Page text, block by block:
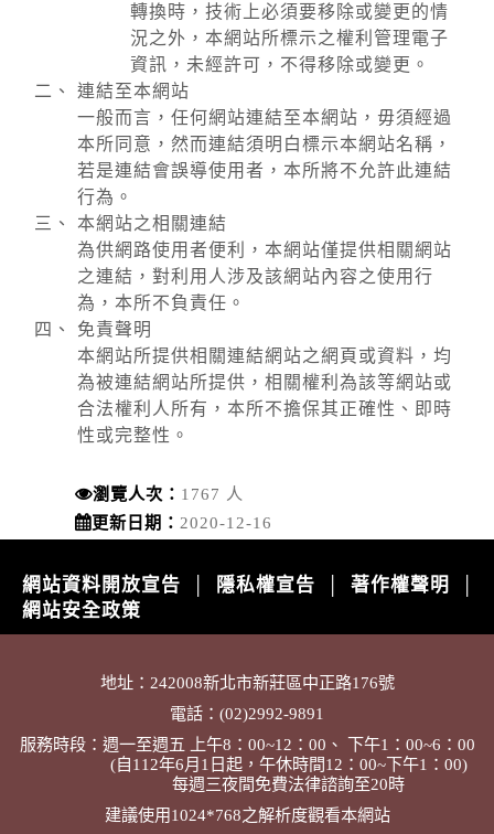
轉換時，技術上必須要移除或變更的情
況之外，本網站所標示之權利管理電子
資訊，未經許可，不得移除或變更。
連結至本網站
一般而言，任何網站連結至本網站，毋須經過
本所同意，然而連結須明白標示本網站名稱，
若是連結會誤導使用者，本所將不允許此連結
行為。
本網站之相關連結
為供網路使用者便利，本網站僅提供相關網站
之連結，對利用人涉及該網站內容之使用行
為，本所不負責任。
免責聲明
本網站所提供相關連結網站之網頁或資料，均
為被連結網站所提供，相關權利為該等網站或
合法權利人所有，本所不擔保其正確性、即時
性或完整性。
瀏覽人次： 1767 人
更新日期： 2020-12-16
網站資料開放宣告 隱私權宣告 著作權聲明
網站安全政策
地址：242008新北市新莊區中正路176號
電話：(02)2992-9891
服務時段：週一至週五 上午8：00~12：00、 下午1：00~6：00
(自112年6月1日起，午休時間12：00~下午1：00)
每週三夜間免費法律諮詢至20時
建議使用1024*768之解析度觀看本網站